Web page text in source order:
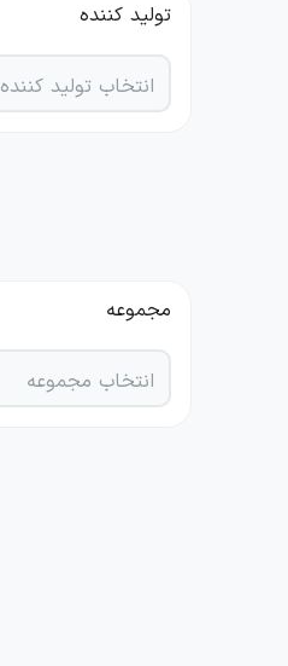
تولید کننده
انتخاب تولید کننده
مجموعه
انتخاب مجموعه